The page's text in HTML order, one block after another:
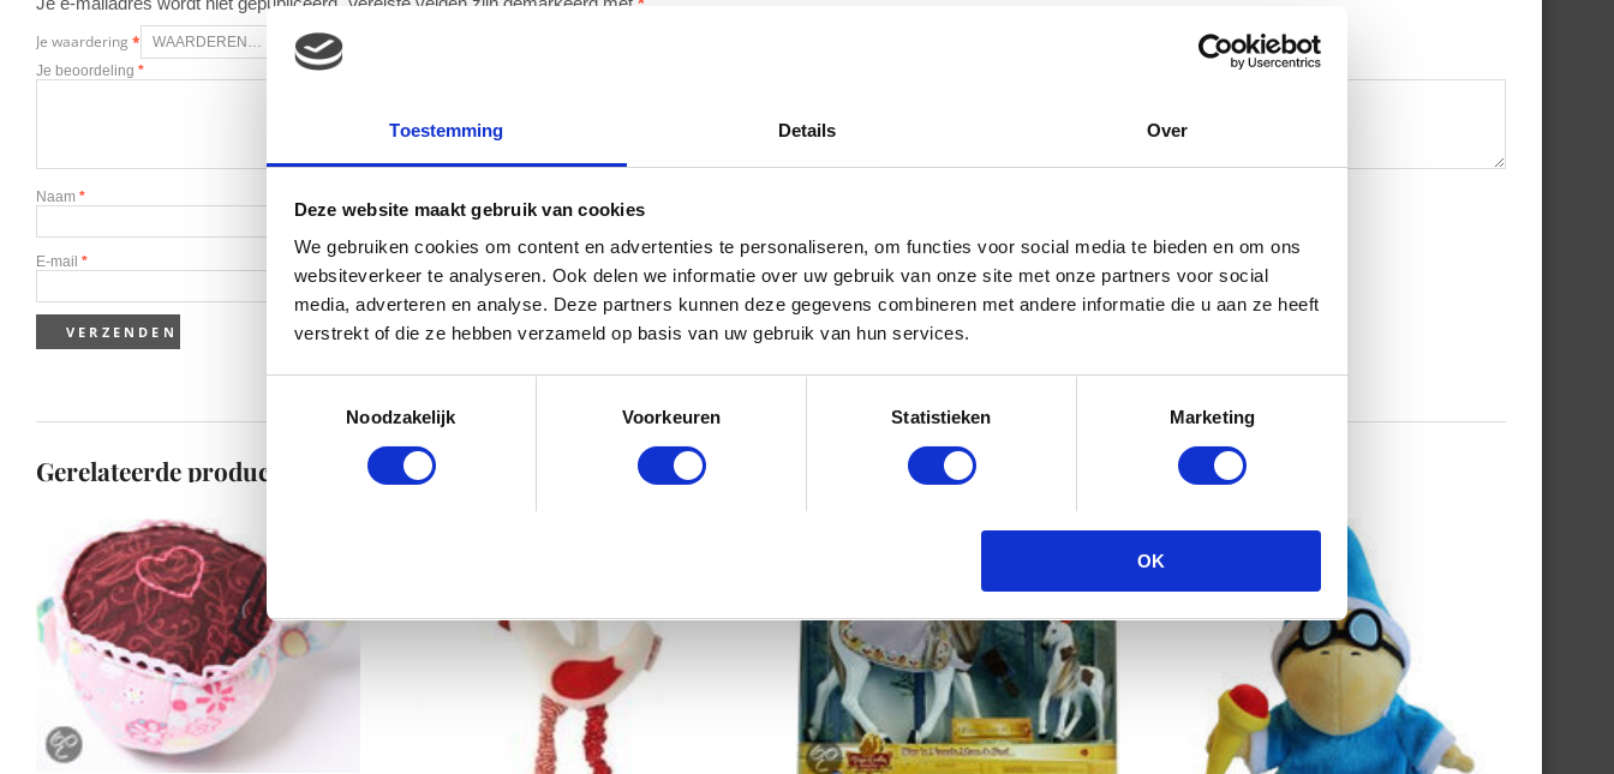
Toestemming Details Over
Deze website maakt gebruik van cookies
We gebruiken cookies om content en advertenties te personaliseren, om functies voor social media te bieden en om ons
websiteverkeer te analyseren. Ook delen we informatie over uw gebruik van onze site met onze partners voor social
media, adverteren en analyse. Deze partners kunnen deze gegevens combineren met andere informatie die u aan ze heeft
verstrekt of die ze hebben verzameld op basis van uw gebruik van hun services.
Noodzakelijk
Voorkeuren Statistieken Marketing
OK
Je waardering *
Je beoordeling *
Naam *
E-mail *
Gerelateerde producten